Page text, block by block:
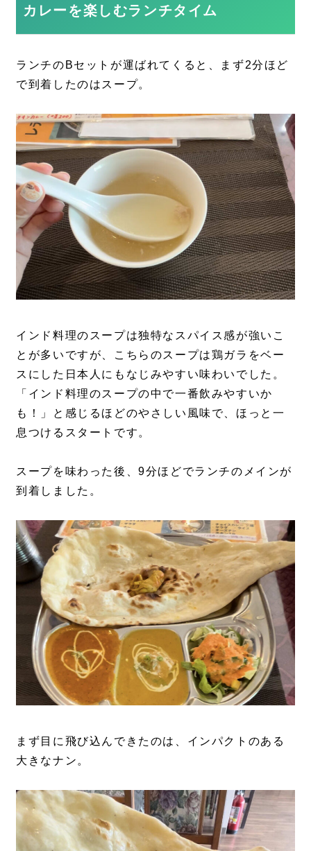
カレーを楽しむランチタイム
ランチのBセットが運ばれてくると、まず2分ほど
で到着したのはスープ。
インド料理のスープは独特なスパイス感が強いこ
とが多いですが、こちらのスープは鶏ガラをベー
スにした日本人にもなじみやすい味わいでした。
「インド料理のスープの中で一番飲みやすいか
も！」と感じるほどのやさしい風味で、ほっと一
息つけるスタートです。
スープを味わった後、9分ほどでランチのメインが
到着しました。
まず目に飛び込んできたのは、インパクトのある
大きなナン。